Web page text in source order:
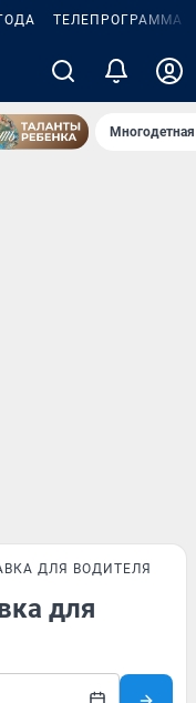
ТЕЛЕПРОГРАММА
ДЛЯ ВОДИТЕЛЯ
для